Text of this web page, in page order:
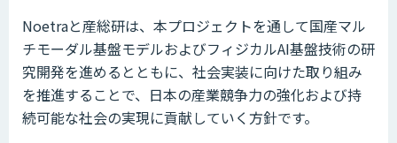
Noetraと産総研は、本プロジェクトを通して国産マル
チモーダル基盤モデルおよびフィジカルAI基盤技術の研
究開発を進めるとともに、社会実装に向けた取り組み
を推進することで、日本の産業競争力の強化および持
続可能な社会の実現に貢献していく方針です。